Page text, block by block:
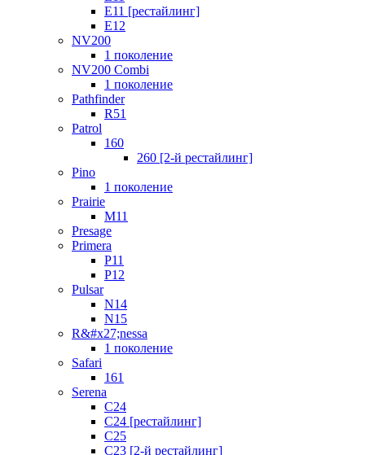
E11 [рестайлинг]
E12
NV200
1 поколение
NV200 Combi
1 поколение
Pathfinder
R51
Patrol
160
260 [2-й рестайлинг]
Pino
1 поколение
Prairie
M11
Presage
Primera
P11
P12
Pulsar
N14
N15
R&#x27;nessa
1 поколение
Safari
161
Serena
C24
C24 [рестайлинг]
C25
С23 [2-й рестайлинг]